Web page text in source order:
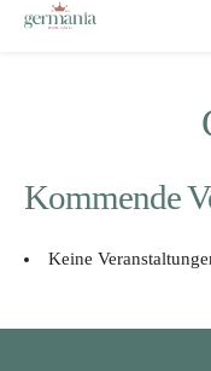
Kommende
Keine